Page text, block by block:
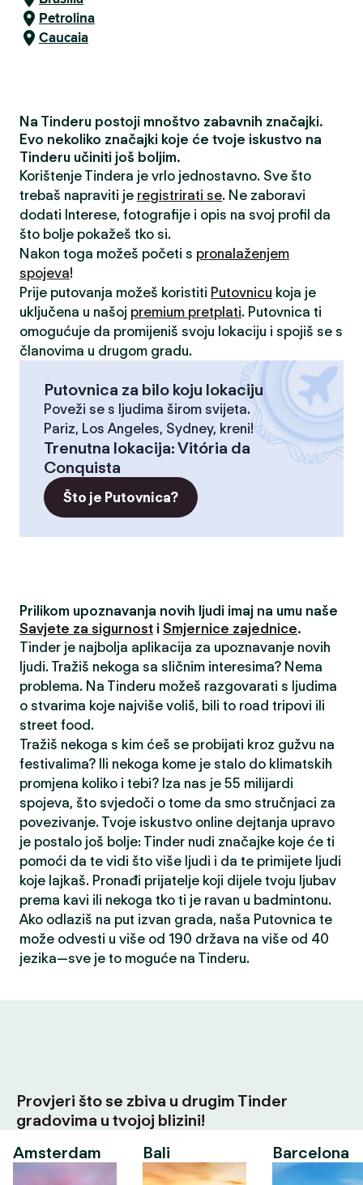
Petrolina
Caucaia
Na Tinderu postoji mnoštvo zabavnih značajki.
Evo nekoliko značajki koje će tvoje iskustvo na
Tinderu učiniti još boljim.
Korištenje Tindera je vrlo jednostavno. Sve što
trebaš napraviti je registrirati se. Ne zaboravi
dodati Interese, fotografije i opis na svoj profil da
što bolje pokažeš tko si.
Nakon toga možeš početi s pronalaženjem
spojeva!
Prije putovanja možeš koristiti Putovnicu koja je
uključena u našoj premium pretplati. Putovnica ti
omogućuje da promijeniš svoju lokaciju i spojiš se s
članovima u drugom gradu.
Putovnica za bilo koju lokaciju
Poveži se s ljudima širom svijeta.
Pariz, Los Angeles, Sydney, kreni!
Trenutna lokacija:Vitória da
Conquista
Što je Putovnica?
Prilikom upoznavanja novih ljudi imaj na umu naše
Savjete za sigurnost i Smjernice zajednice.
Tinder je najbolja aplikacija za upoznavanje novih
ljudi. Tražiš nekoga sa sličnim interesima? Nema
problema. Na Tinderu možeš razgovarati s ljudima
o stvarima koje najviše voliš, bili to road tripovi ili
street food.
Tražiš nekoga s kim ćeš se probijati kroz gužvu na
festivalima? Ili nekoga kome je stalo do klimatskih
promjena koliko i tebi? Iza nas je 55 milijardi
spojeva, što svjedoči o tome da smo stručnjaci za
povezivanje. Tvoje iskustvo online dejtanja upravo
je postalo još bolje: Tinder nudi značajke koje će ti
pomoći da te vidi što više ljudi i da te primijete ljudi
koje lajkaš. Pronađi prijatelje koji dijele tvoju ljubav
prema kavi ili nekoga tko ti je ravan u badmintonu.
Ako odlaziš na put izvan grada, naša Putovnica te
može odvesti u više od 190 država na više od 40
jezika—sve je to moguće na Tinderu.
Provjeri što se zbiva u drugim Tinder
gradovima u tvojoj blizini!
Amsterdam
Bali Barcelona